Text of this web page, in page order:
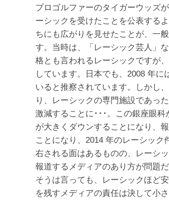
プロゴルファーのタイガーウッズ
ーシックを受けたことを公表する
ちにも広がりを見せたことが、一
す。当時は、「レーシック芸人」
格とも言われるレーシックですが
しています。日本でも、2008 年
いると推察されています。しかし
り、レーシックの専門施設であっ
激減することに･･･。この銀座眼
が大きくダウンすることになり、
ことになり、2014 年のレーシッ
右される面はあるものの、レーシ
報道するメディアのあり方が問題だ
そうは言っても、レーシックほど
を残すメディアの責任は決して小